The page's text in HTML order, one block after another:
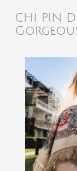
CHI PIN